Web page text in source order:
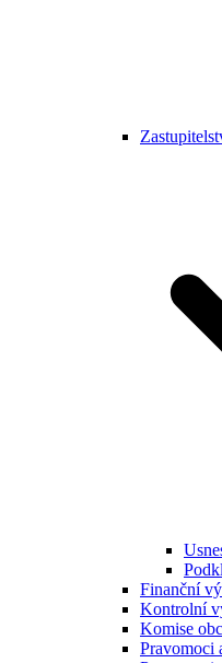
Finanční
Kontrolní
Komise
Pravomoci